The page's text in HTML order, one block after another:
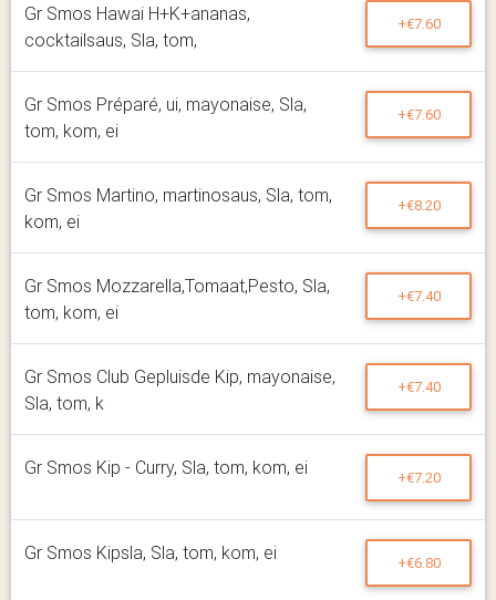
Gr Smos Hawai H+K+ananas,
cocktailsaus, Sla, tom,
+€7.60
Gr Smos Préparé, ui, mayonaise, Sla,
tom, kom, ei
+€7.60
Gr Smos Martino, martinosaus, Sla, tom,
kom, ei
+€8.20
Gr Smos Mozzarella,Tomaat,Pesto, Sla,
tom, kom, ei
+€7.40
Gr Smos Club Gepluisde Kip, mayonaise,
Sla, tom, k
+€7.40
Gr Smos Kip - Curry, Sla, tom, kom, ei +€7.20
Gr Smos Kipsla, Sla, tom, kom, ei +€6.80